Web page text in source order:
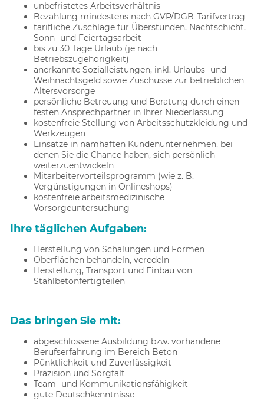
unbefristetes Arbeitsverhältnis
Bezahlung mindestens nach GVP/DGB-Tarifvertrag
tarifliche Zuschläge für Überstunden, Nachtschicht,
Sonn- und Feiertagsarbeit
bis zu 30 Tage Urlaub (je nach
Betriebszugehörigkeit)
anerkannte Sozialleistungen, inkl. Urlaubs- und
Weihnachtsgeld sowie Zuschüsse zur betrieblichen
Altersvorsorge
persönliche Betreuung und Beratung durch einen
festen Ansprechpartner in Ihrer Niederlassung
kostenfreie Stellung von Arbeitsschutzkleidung und
Werkzeugen
Einsätze in namhaften Kundenunternehmen, bei
denen Sie die Chance haben, sich persönlich
weiterzuentwickeln
Mitarbeitervorteilsprogramm (wie z. B.
Vergünstigungen in Onlineshops)
kostenfreie arbeitsmedizinische
Vorsorgeuntersuchung
Ihre täglichen Aufgaben:
Herstellung von Schalungen und Formen
Oberflächen behandeln, veredeln
Herstellung, Transport und Einbau von
Stahlbetonfertigteilen
Das bringen Sie mit:
abgeschlossene Ausbildung bzw. vorhandene
Berufserfahrung im Bereich Beton
Pünktlichkeit und Zuverlässigkeit
Präzision und Sorgfalt
Team- und Kommunikationsfähigkeit
gute Deutschkenntnisse